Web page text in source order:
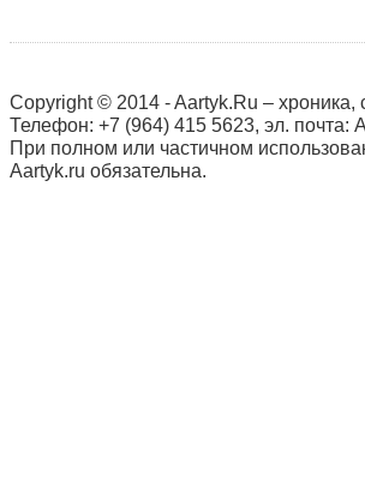
Copyright © 2014 - Aartyk.Ru – хроника,
Телефон: +7 (964) 415 5623, эл. почта:
При полном или частичном
Aartyk.ru oбязательна.